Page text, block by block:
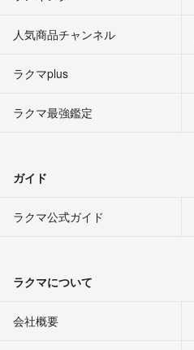
人気商品チャンネル
ラクマplus
ラクマ最強鑑定
ガイド
ラクマ公式ガイド
ラクマについて
会社概要